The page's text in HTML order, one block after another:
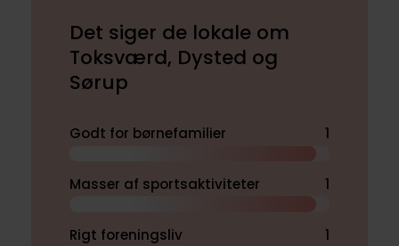
Det siger de lokale om
Toksværd, Dysted og
Sørup
Godt for børnefamilier 1
Masser af sportsaktiviteter 1
Rigt foreningsliv 1